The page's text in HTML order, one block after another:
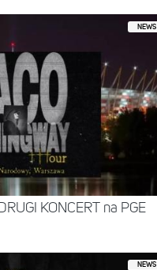
NEWS
KONCERT na PGE
NEWS